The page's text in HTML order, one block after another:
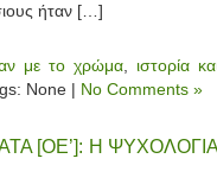
ήταν […]
με το χρώμα
ιστορία
None | No Comments »
[ΟΕ’]: Η